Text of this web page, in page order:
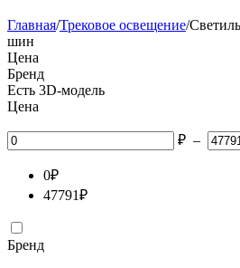
Главная/Трековое освещение/
шин
Цена
Бренд
Есть 3D-модель
Цена
₽ –
0₽
47791₽
Бренд